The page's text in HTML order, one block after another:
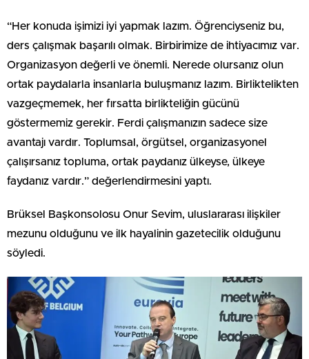
“Her konuda işimizi iyi yapmak lazım. Öğrenciyseniz bu,
ders çalışmak başarılı olmak. Birbirimize de ihtiyacımız var.
Organizasyon değerli ve önemli. Nerede olursanız olun
ortak paydalarla insanlarla buluşmanız lazım. Birliktelikten
vazgeçmemek, her fırsatta birlikteliğin gücünü
göstermemiz gerekir. Ferdi çalışmanızın sadece size
avantajı vardır. Toplumsal, örgütsel, organizasyonel
çalışırsanız topluma, ortak paydanız ülkeyse, ülkeye
faydanız vardır.” değerlendirmesini yaptı.
Brüksel Başkonsolosu Onur Sevim, uluslararası ilişkiler
mezunu olduğunu ve ilk hayalinin gazetecilik olduğunu
söyledi.